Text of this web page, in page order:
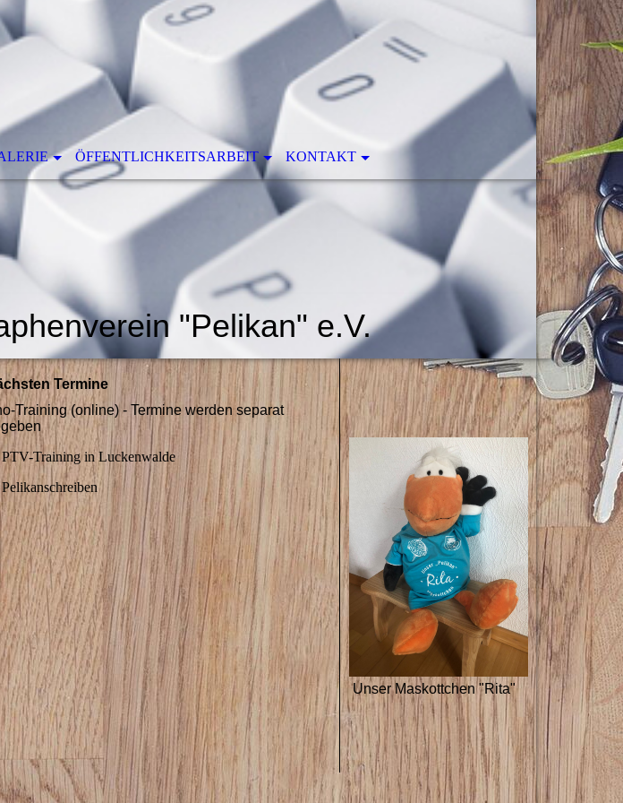
ÖFFENTLICHKEITSARBEIT KONTAKT
"Pelikan" e.V.
Termine
Training (online) - Termine werden separat
Training in Luckenwalde
Unser Maskottchen "Rita"